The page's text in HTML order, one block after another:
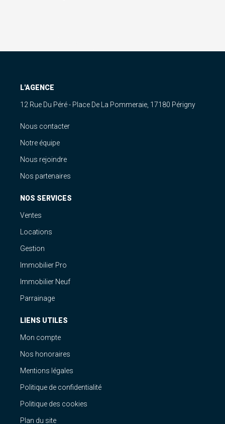
L'AGENCE
12 Rue Du Péré - Place De La Pommeraie, 17180 Périgny
Nous contacter
Notre équipe
Nous rejoindre
Nos partenaires
NOS SERVICES
Ventes
Locations
Gestion
Immobilier Pro
Immobilier Neuf
Parrainage
LIENS UTILES
Mon compte
Nos honoraires
Mentions légales
Politique de confidentialité
Politique des cookies
Plan du site